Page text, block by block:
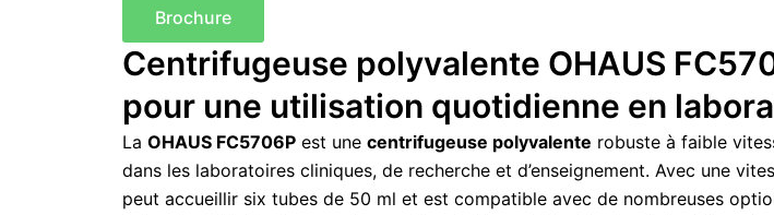
Brochure
Centrifugeuse polyvalente OHAUS
pour une utilisation quotidienne en
La OHAUS FC5706P est une centrifugeuse polyvalente robuste à faible
dans les laboratoires cliniques, de recherche et d’enseignement. Avec une
peut accueillir six tubes de 50 ml et est compatible avec de nombreuses